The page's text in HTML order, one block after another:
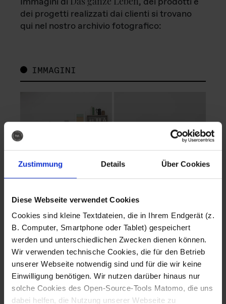
Zustimmung Details Über Cookies
Diese Webseite verwendet Cookies
Cookies sind kleine Textdateien, die in Ihrem Endgerät (z.
B. Computer, Smartphone oder Tablet) gespeichert
werden und unterschiedlichen Zwecken dienen können.
Wir verwenden technische Cookies, die für den Betrieb
unserer Webseite notwendig sind und für die wir keine
Einwilligung benötigen. Wir nutzen darüber hinaus nur
solche Cookies des Open-Source-Tools Matomo, die uns
dabei helfen, die Nutzung unserer Webseite zu
dei progetti realizzati dai clienti si trovano
qui nel nostro archivio fotografico:
IMMAGINI
Fotografo: Lorenz
Sternbach
Download
Fotografo: Lorenz
Sternbach
Download